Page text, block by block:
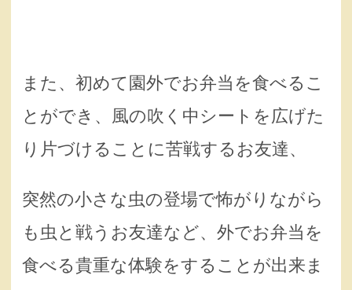
また、初めて園外でお弁当を食べるこ
とができ、風の吹く中シートを広げた
り片づけることに苦戦するお友達、
突然の小さな虫の登場で怖がりながら
も虫と戦うお友達など、外でお弁当を
食べる貴重な体験をすることが出来ま